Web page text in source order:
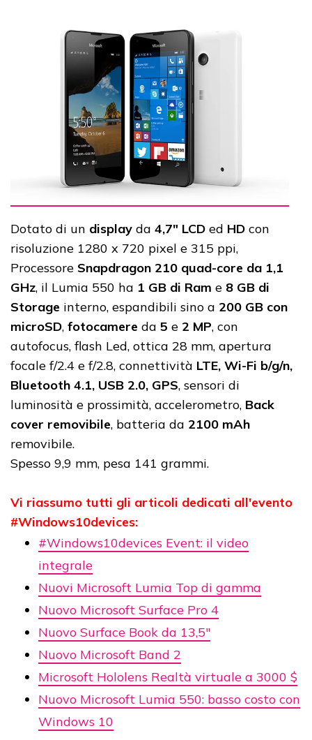
Dotato di un display da 4,7" LCD ed HD con
risoluzione 1280 x 720 pixel e 315 ppi,
Processore Snapdragon 210 quad-core da 1,1
GHz, il Lumia 550 ha 1 GB di Ram e 8 GB di
Storage interno, espandibili sino a 200 GB con
microSD, fotocamere da 5 e 2 MP, con
autofocus, flash Led, ottica 28 mm, apertura
focale f/2.4 e f/2.8, connettività LTE, Wi-Fi b/g/n,
Bluetooth 4.1, USB 2.0, GPS, sensori di
luminosità e prossimità, accelerometro, Back
cover removibile, batteria da 2100 mAh
removibile.
Spesso 9,9 mm, pesa 141 grammi.
Vi riassumo tutti gli articoli dedicati all'evento
#Windows10devices:
#Windows10devices Event: il video
integrale
Nuovi Microsoft Lumia Top di gamma
Nuovo Microsoft Surface Pro 4
Nuovo Surface Book da 13,5"
Nuovo Microsoft Band 2
Microsoft Hololens Realtà virtuale a 3000 $
Nuovo Microsoft Lumia 550: basso costo con
Windows 10